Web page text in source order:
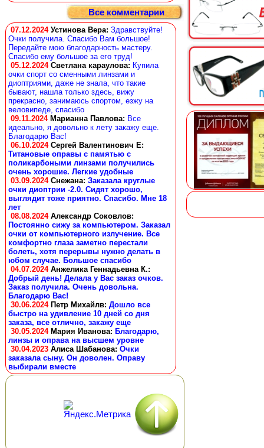
Все комментарии
07.12.2024 Устинова Вера: Здравствуйте!
Очки получила. Спасибо Вам большое!
Передайте мою благодарность мастеру.
Спасибо ему большое за его труд!
05.12.2024 Светлана караулова: Купила
очки спорт со сменными линзами и
диоптриями, даже не знала, что такие
бывают, нашла только здесь, вижу
прекрасно, занимаюсь спортом, езжу на
веловипеде, спасибо
09.11.2024 Марианна Павлова: Все
идеально, я довольно к лету закажу еще.
Благодарю Вас!
06.10.2024 Сергей Валентинович Е:
Титановые оправы с памятью с
поликарбоными линзами получились
очень хорошие. Легкие удобные
03.09.2024 Снежана: Заказала круглые
очки диоптрии -2.0. Сидят хорошо,
выглядит тоже приятно. Спасибо. Мне 18
лет
08.08.2024 Александр Соковлов:
Постоянно сижу за компьютером. Заказал
очки от компьютерного излучение. Все
комфортно глаза заметно перестали
болеть, хотя перерывы нужно делать в
юбом случае. Большое спасибо
04.07.2024 Анжелика Геннадьевна К.:
Добрый день! Делала у Вас заказ очков.
Заказ получила. Очень довольна.
Благодарю Вас!
30.06.2024 Петр Михайлв: Дошло все
быстро на удивление 10 дней со дня
заказа, все отлично, закажу еще
30.05.2024 Мария Иванова: Благодарю,
линзы и оправа на высшем уровне
30.04.2023 Алиса Шабанова: Очки
заказала сыну. Он доволен. Оправу
выбирали вместе